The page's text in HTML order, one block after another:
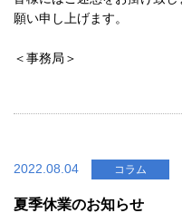
願い申し上げます。
＜事務局＞
2022.08.04 コラム
夏季休業のお知らせ